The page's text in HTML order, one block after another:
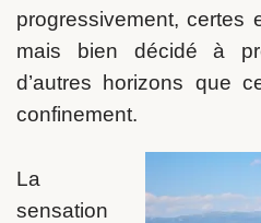
progressivement, certes
mais bien décidé à
d’autres horizons que
confinement.
La
sensation